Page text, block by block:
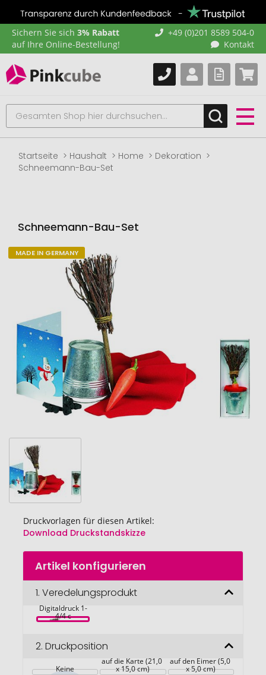
Sichern Sie sich 3% Rabatt
auf Ihre Online-Bestellung!
+49 (0)201 8589 504-0
Kontakt
Startseite Haushalt Home
Dekoration
Schneemann-Bau-Set
Schneemann-Bau-Set
Zum
Druckvorlagen für diesen Artikel:
Download Druckstandskizze
Zum
Anfang
Bildgalerie
springen
MADE IN GERMANY
Artikel konfigurieren
1. Veredelungsprodukt
Schneemann-
Digitaldruck 1-
4/4 c
2. Druckposition
Keine
auf die Karte (21,0
x 15,0 cm)
auf den Eimer (5,0
x 5,0 cm)